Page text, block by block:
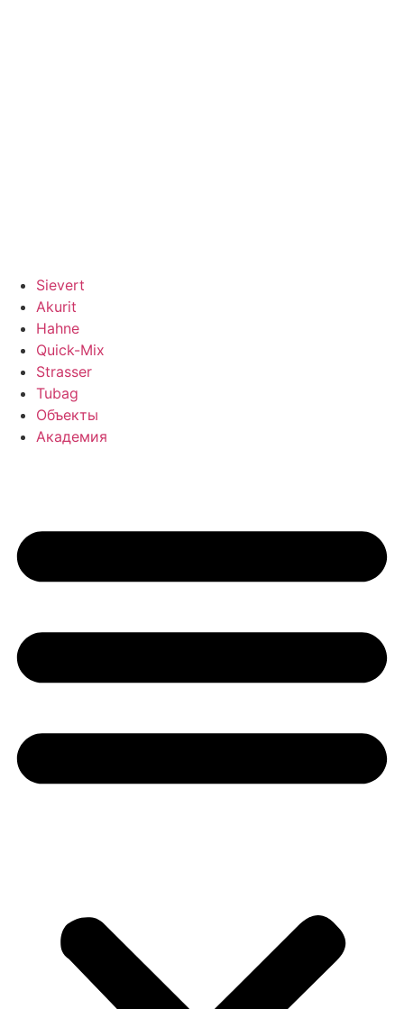
Sievert
Akurit
Hahne
Quick-Mix
Strasser
Tubag
Объекты
Академия